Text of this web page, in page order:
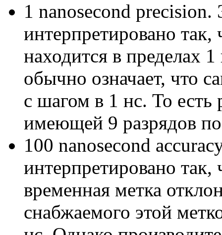
1 nanosecond
интерпретировано
находится в пределах
обычно означает, что
с шагом в 1 нс. То есть
имеющей 9 разрядов
100 nanosecond
интерпретировано так,
временная метка
снабжаемого этой